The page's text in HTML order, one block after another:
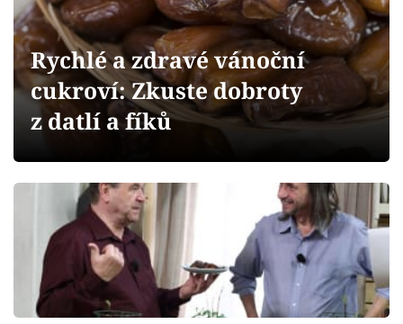
Přihlášení
Sledujte nás
Rychlé a zdravé vánoční
cukroví: Zkuste dobroty
z datlí a fíků